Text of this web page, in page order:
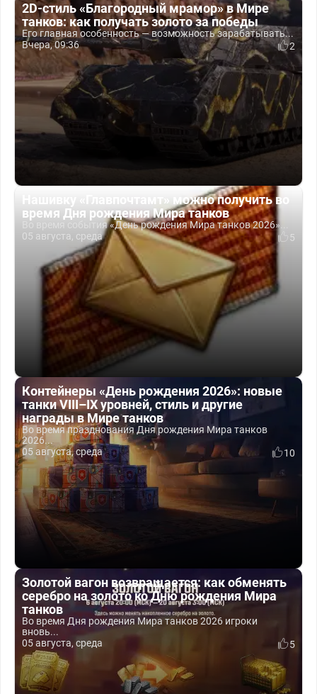
2D-стиль «Благородный мрамор» в Мире
танков: как получать золото за победы
Его главная особенность — возможность зарабатывать...
Вчера, 09:36
2
Нашивку «Главпочтамт» можно получить во
время Дня рождения Мира танков
Во время события «День рождения Мира танков 2026»...
05 августа, среда
5
Контейнеры «День рождения 2026»: новые
танки VIII–IX уровней, стиль и другие
награды в Мире танков
Во время празднования Дня рождения Мира танков
2026...
05 августа, среда
10
Золотой вагон возвращается: как обменять
серебро на золото ко Дню рождения Мира
танков
Во время Дня рождения Мира танков 2026 игроки
вновь...
05 августа, среда
5